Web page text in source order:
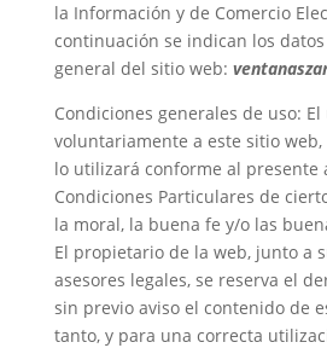
la Información y de Comercio
continuación se indican los
general del sitio web:
Condiciones generales de uso:
voluntariamente a este sitio
lo utilizará conforme al presente
Condiciones Particulares de
la moral, la buena fe y/o las
El propietario de la web, junto a
asesores legales, se reserva el
sin previo aviso el contenido de
tanto, y para una correcta